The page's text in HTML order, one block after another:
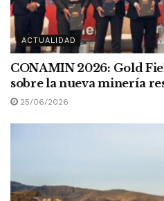
ACTUALIDAD
CONAMIN 2026: Gold
sobre la nueva minería
25/06/2026